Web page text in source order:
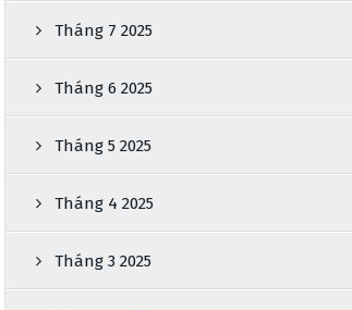
Tháng 7 2025
Tháng 6 2025
Tháng 5 2025
Tháng 4 2025
Tháng 3 2025